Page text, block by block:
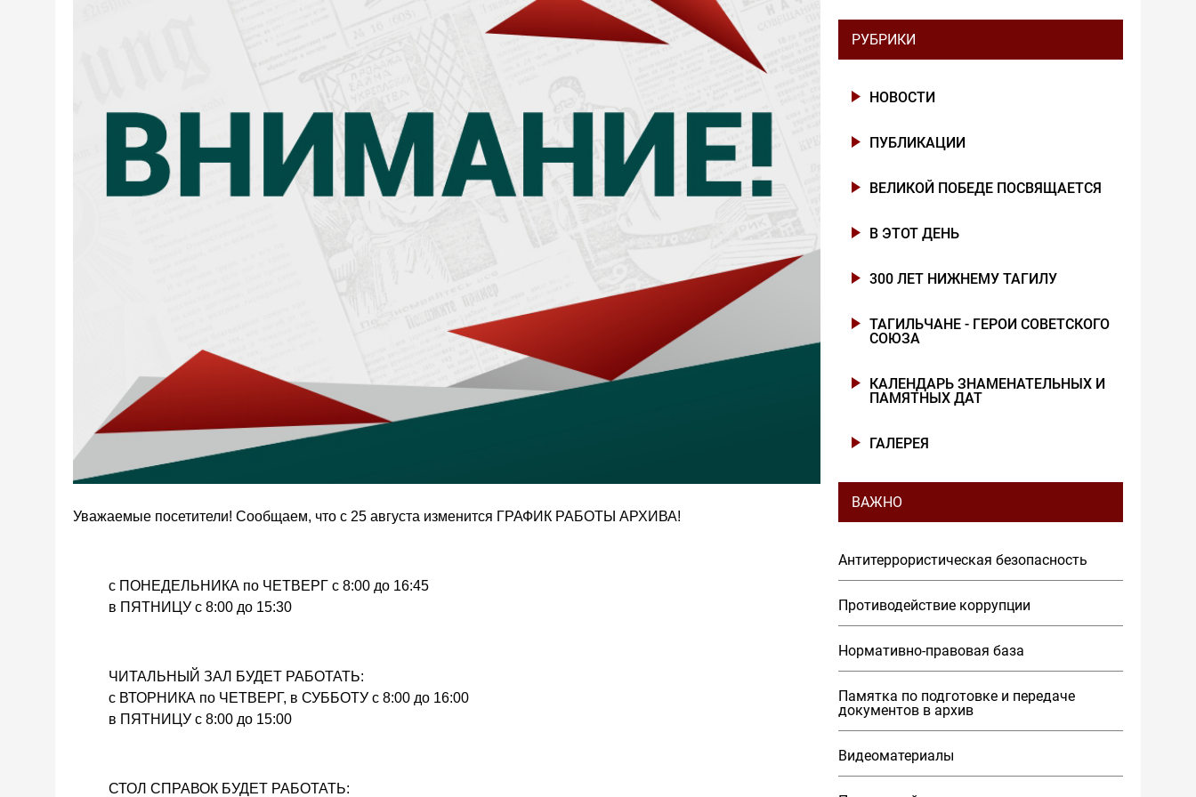
Уважаемые посетители! Сообщаем, что с 25 августа изменится ГРАФИК РАБОТЫ АРХИВА!
с ПОНЕДЕЛЬНИКА по ЧЕТВЕРГ с 8:00 до 16:45
в ПЯТНИЦУ с 8:00 до 15:30
ЧИТАЛЬНЫЙ ЗАЛ БУДЕТ РАБОТАТЬ:
с ВТОРНИКА по ЧЕТВЕРГ, в СУББОТУ с 8:00 до 16:00
в ПЯТНИЦУ с 8:00 до 15:00
СТОЛ СПРАВОК БУДЕТ РАБОТАТЬ:
РУБРИКИ
НОВОСТИ
ПУБЛИКАЦИИ
ВЕЛИКОЙ ПОБЕДЕ ПОСВЯЩАЕТСЯ
В ЭТОТ ДЕНЬ
300 ЛЕТ НИЖНЕМУ ТАГИЛУ
ТАГИЛЬЧАНЕ - ГЕРОИ СОВЕТСКОГО
СОЮЗА
КАЛЕНДАРЬ ЗНАМЕНАТЕЛЬНЫХ И
ПАМЯТНЫХ ДАТ
ГАЛЕРЕЯ
ВАЖНО
Антитеррористическая безопасность
Противодействие коррупции
Нормативно-правовая база
Памятка по подготовке и передаче
документов в архив
Видеоматериалы